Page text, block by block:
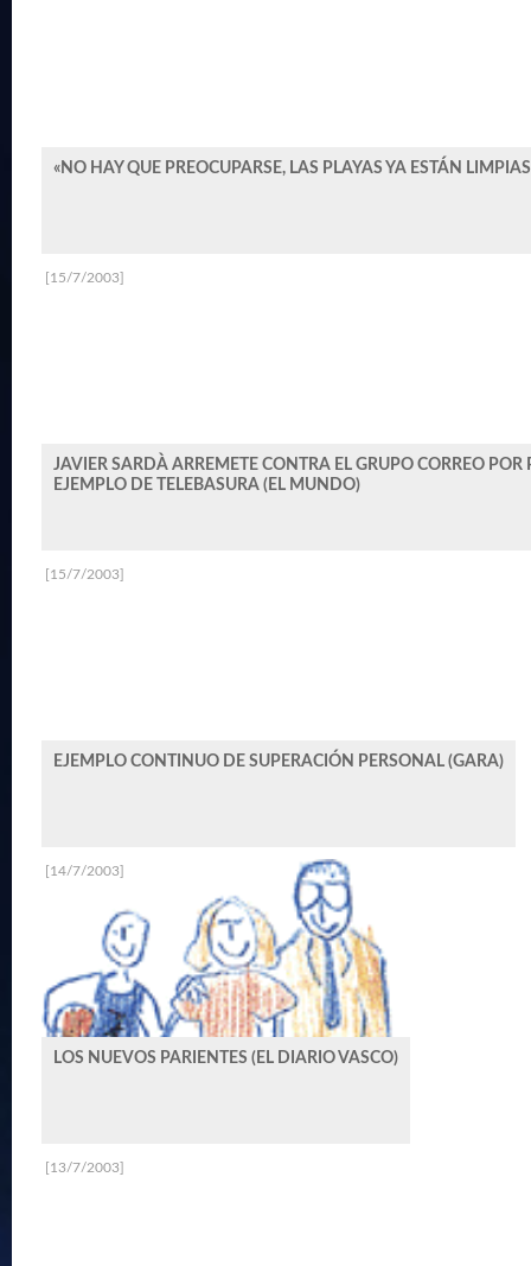
«NO HAY QUE PREOCUPARSE, LAS PLAYAS YA ESTÁN
JAVIER SARDÀ ARREMETE CONTRA EL GRUPO CORREO POR
EJEMPLO DE TELEBASURA (EL MUNDO)
[15/7/2003]
EJEMPLO CONTINUO DE SUPERACIÓN PERSONAL (GARA)
[15/7/2003]
LOS NUEVOS PARIENTES (EL DIARIO VASCO)
[14/7/2003]
[13/7/2003]